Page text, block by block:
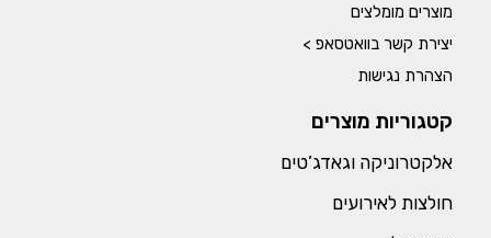
מוצרים מומלצים
יצירת קשר בוואטסאפ >
הצהרת נגישות
קטגוריות מוצרים
אלקטרוניקה וגאדג’טים
חולצות לאירועים